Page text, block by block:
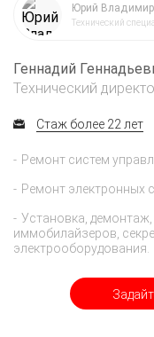
Юрий
Технический
Геннадий
Технический
Стаж более 22 лет
Ремонт систем
Ремонт электронных
Установка,
иммобилайзеров,
электрооборудования.